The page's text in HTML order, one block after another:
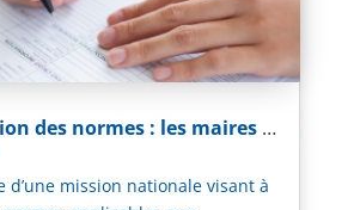
Simplification des normes : les maires et intercommunalités invités à faire remonter leurs difficultés avant le 6 juillet
d’une mission nationale visant à